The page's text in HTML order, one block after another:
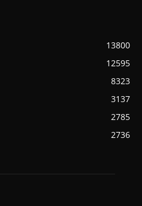
13800
12595
8323
3137
2785
2736